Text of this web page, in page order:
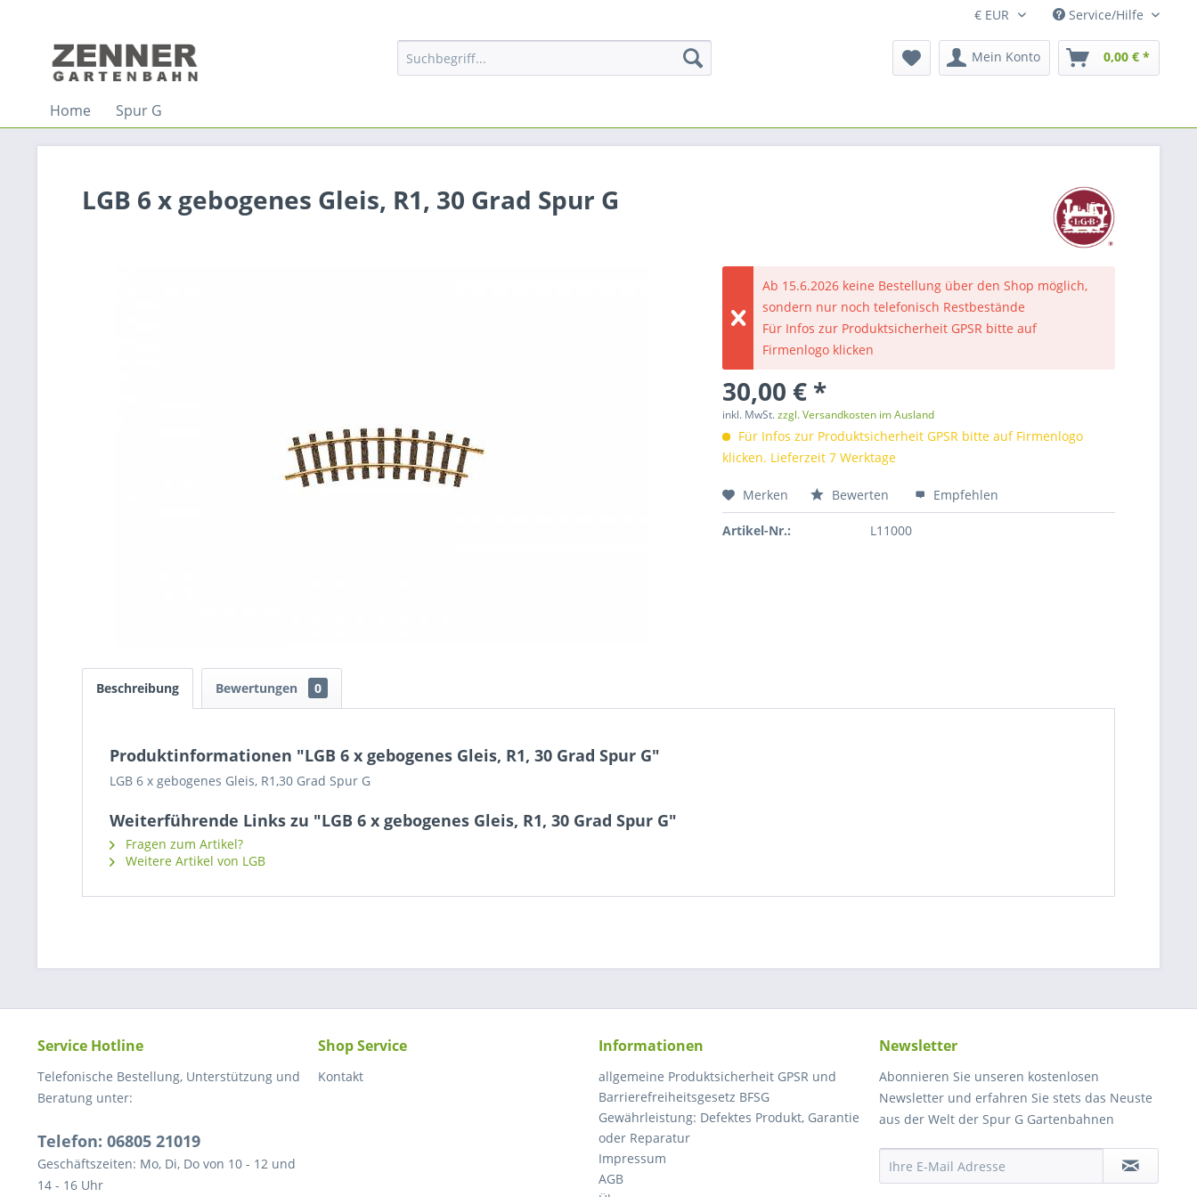
Service/Hilfe
Mein Konto 0,00 € *
Home Spur G
LGB 6 x gebogenes Gleis, R1, 30 Grad Spur G
Ab 15.6.2026 keine Bestellung über den Shop möglich,
sondern nur noch telefonisch Restbestände
Für Infos zur Produktsicherheit GPSR bitte auf
Firmenlogo klicken
30,00 € *
inkl. MwSt.zzgl. Versandkosten im Ausland
Für Infos zur Produktsicherheit GPSR bitte auf Firmenlogo
klicken. Lieferzeit 7 Werktage
Merken Bewerten Empfehlen
Artikel-Nr.: L11000
Beschreibung Bewertungen 0
Produktinformationen "LGB 6 x gebogenes Gleis, R1, 30 Grad Spur G"
LGB 6 x gebogenes Gleis, R1,30 Grad Spur G
Weiterführende Links zu "LGB 6 x gebogenes Gleis, R1, 30 Grad Spur G"
Fragen zum Artikel?
Weitere Artikel von LGB
Service Hotline
Telefonische Bestellung, Unterstützung und
Beratung unter:
Telefon: 06805 21019
Geschäftszeiten: Mo, Di, Do von 10 - 12 und
14 - 16 Uhr
Shop Service
Kontakt
Informationen
allgemeine Produktsicherheit GPSR und
Barrierefreiheitsgesetz BFSG
Gewährleistung: Defektes Produkt, Garantie
oder Reparatur
Impressum
AGB
Newsletter
Abonnieren Sie unseren kostenlosen
Newsletter und erfahren Sie stets das Neuste
aus der Welt der Spur G Gartenbahnen